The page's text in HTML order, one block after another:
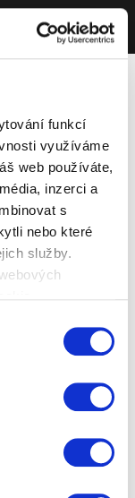
funkcí
využíváme
web používáte,
inzerci a
s
nebo které
služby.